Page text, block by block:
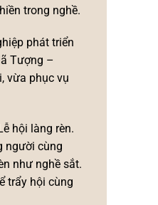
trong nghề.
phát triển
Tượng –
vừa phục vụ
hội làng rèn.
người cùng
như nghề sắt.
trẩy hội cùng